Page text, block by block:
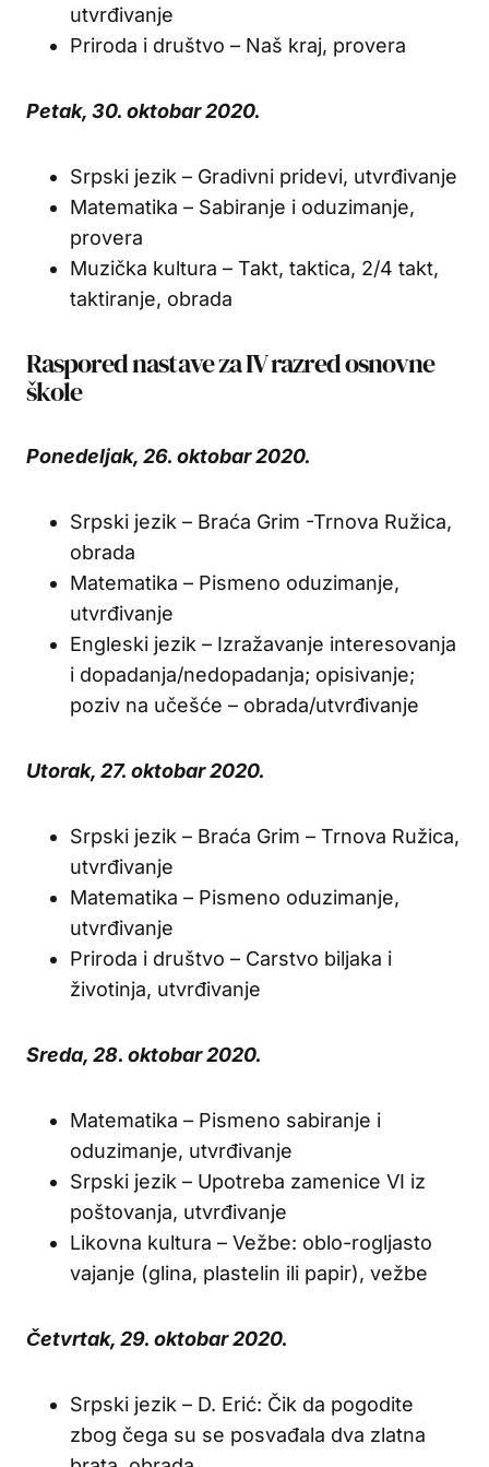
utvrđivanje
Priroda i društvo – Naš kraj, provera
Petak, 30. oktobar 2020.
Srpski jezik – Gradivni pridevi, utvrđivanje
Matematika – Sabiranje i oduzimanje,
provera
Muzička kultura – Takt, taktica, 2/4 takt,
taktiranje, obrada
Raspored nastave za IV razred osnovne
škole
Ponedeljak, 26. oktobar 2020.
Srpski jezik – Braća Grim -Trnova Ružica,
obrada
Matematika – Pismeno oduzimanje,
utvrđivanje
Engleski jezik – Izražavanje interesovanja
i dopadanja/nedopadanja; opisivanje;
poziv na učešće – obrada/utvrđivanje
Utorak, 27. oktobar 2020.
Srpski jezik – Braća Grim – Trnova Ružica,
utvrđivanje
Matematika – Pismeno oduzimanje,
utvrđivanje
Priroda i društvo – Carstvo biljaka i
životinja, utvrđivanje
Sreda, 28. oktobar 2020.
Matematika – Pismeno sabiranje i
oduzimanje, utvrđivanje
Srpski jezik – Upotreba zamenice VI iz
poštovanja, utvrđivanje
Likovna kultura – Vežbe: oblo-rogljasto
vajanje (glina, plastelin ili papir), vežbe
Četvrtak, 29. oktobar 2020.
Srpski jezik – D. Erić: Čik da pogodite
zbog čega su se posvađala dva zlatna